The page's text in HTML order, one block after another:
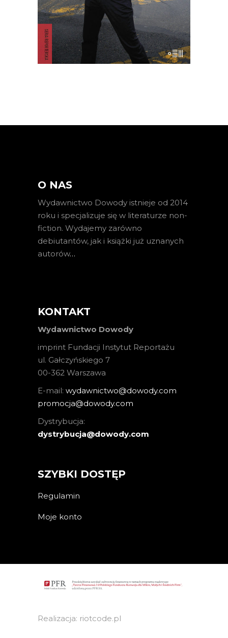
36.00 18.00zł
KSIĄŻKA DO KOSZYKA
O NAS
Wydawnictwo Dowody istnieje od 2014
roku i specjalizuje się w literaturze non-
fiction. Wydajemy zarówno
debiutantów, jak i książki już uznanych
autorów…
KONTAKT
Wydawnictwo Dowody
imprint Fundacji Instytut Reportażu
ul. Gałczyńskiego 7
00-362 Warszawa
E-mail: wydawnictwo@dowody.com
promocja@dowody.com
Dystrybucja:
dystrybucja@dowody.com
SZYBKI DOSTĘP
Regulamin
Moje konto
Realizacja: riotcode.pl